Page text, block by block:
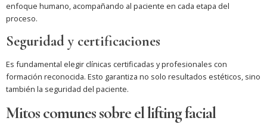
enfoque humano, acompañando al paciente en cada etapa del
proceso.
Seguridad y certificaciones
Es fundamental elegir clínicas certificadas y profesionales con
formación reconocida. Esto garantiza no solo resultados estéticos, sino
también la seguridad del paciente.
Mitos comunes sobre el lifting facial